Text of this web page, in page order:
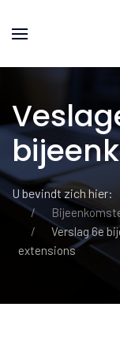
U bevindt zich hier:
Verslag 6e
extensions